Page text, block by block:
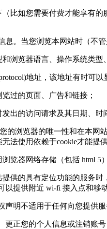
如您需要付费才能享有的
。当您浏览本网站时（不管
览器语言、操作系统类型
地址，该地址有时可以
过的页面、广告和链接；
的访问请求及其日期、时
浏览器的唯一性和在本网
法使用依赖于cookie才能提
器网络存储（包括 html 5
的具有定位功能的服务时
以提供附近 wi-fi 接入点和移
明不适用于任何向您提供服
正您的个人信息或注销账号